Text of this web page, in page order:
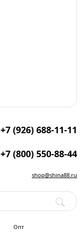
+7 (926) 688-11-11
+7 (800) 550-88-44
shop@shina88.ru
Опт